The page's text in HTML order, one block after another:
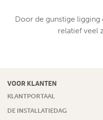
Door de gunstige
relatief veel
VOOR KLANTEN
KLANTPORTAAL
DE INSTALLATIEDAG